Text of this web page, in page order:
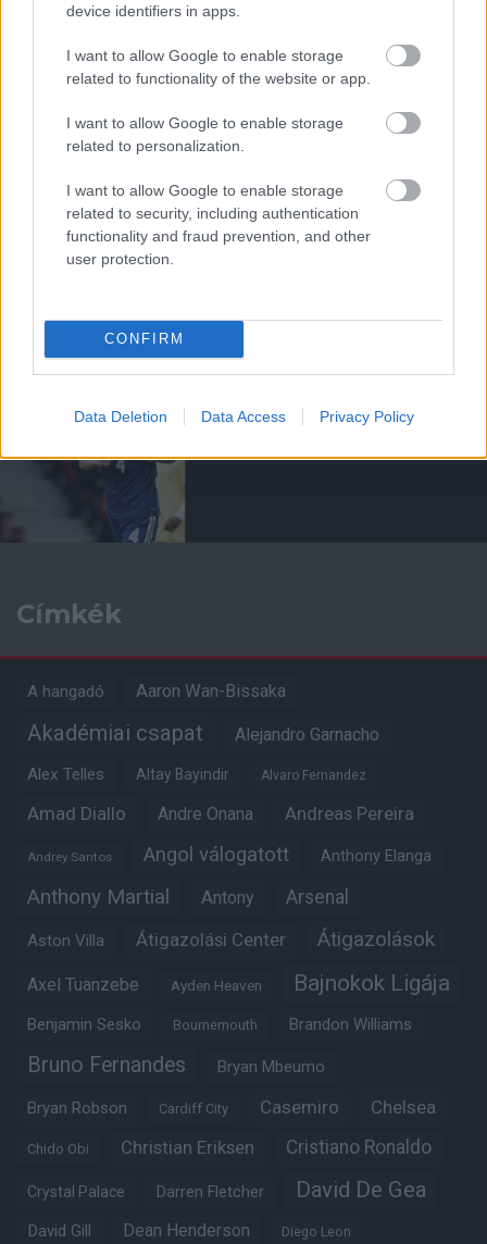
device identifiers in apps.
I want to allow Google to enable storage
related to functionality of the website or app.
I want to allow Google to enable storage
related to personalization.
I want to allow Google to enable storage
related to security, including authentication
functionality and fraud prevention, and other
user protection.
CONFIRM
Data Deletion Data Access Privacy Policy
Kapcsolódó hírek
TARTALÉK CSAPAT
HIVATALOS: THOMPSON A
HÉT VOLT!
Címkék
A hangadó Aaron Wan-Bissaka
Akadémiai csapat Alejandro Garnacho
Alex Telles Altay Bayindir Alvaro Fernandez
Amad Diallo Andre Onana Andreas Pereira
Andrey Santos Angol válogatott Anthony Elanga
Anthony Martial Antony Arsenal
Aston Villa Átigazolási Center Átigazolások
Axel Tuanzebe Ayden Heaven Bajnokok Ligája
Benjamin Sesko Bournemouth Brandon Williams
Bruno Fernandes Bryan Mbeumo
Bryan Robson Cardiff City Casemiro Chelsea
Chido Obi Christian Eriksen Cristiano Ronaldo
Crystal Palace Darren Fletcher David De Gea
David Gill Dean Henderson Diego Leon